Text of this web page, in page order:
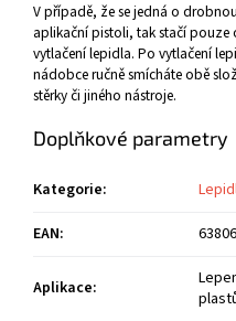
V případě, že se jedná o
aplikační pistoli, tak stačí pouze
vytlačení lepidla. Po vytlačení
nádobce ručně smícháte obě
stěrky či jiného nástroje.
Doplňkové parametry
Kategorie:
EAN:
Aplikace: